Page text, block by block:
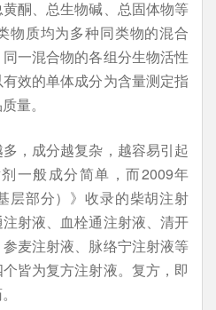
酮、总生物碱、总固体物等
物质均为多种同类物的混合
一混合物的各组分生物活性
效的单体成分为含量测定指
量。
，成分越复杂，越容易引起
一般成分简单，而2009年
层部分）》收录的柴胡注射
射液、血栓通注射液、清开
麦注射液、脉络宁注射液等
皆为复方注射液。复方，即